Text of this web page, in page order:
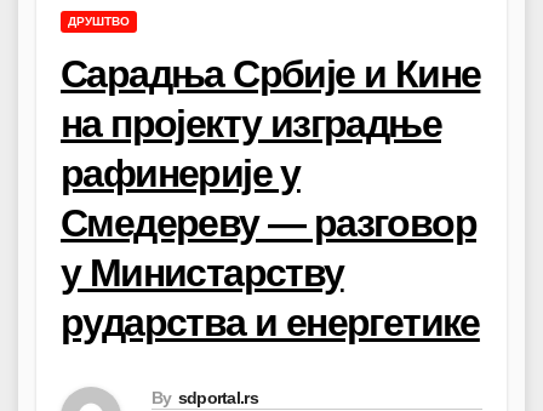
ДРУШТВО
Сарадња Србије и Кине
на пројекту изградње
рафинерије у
Смедереву — разговор
у Министарству
рударства и енергетике
By sdportal.rs